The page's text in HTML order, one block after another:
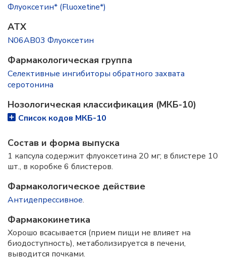
Флуоксетин* (Fluoxetine*)
ATX
N06AB03 Флуоксетин
Фармакологическая группа
Селективные ингибиторы обратного захвата
серотонина
Нозологическая классификация (МКБ-10)
Список кодов МКБ-10
Состав и форма выпускa
1 капсула содержит флуоксетина 20 мг; в блистере 10
шт., в коробке 6 блистеров.
Фармакологическое действие
Антидепрессивное.
Фармакокинетика
Хорошо всасывается (прием пищи не влияет на
биодоступность), метаболизируется в печени,
выводится почками.